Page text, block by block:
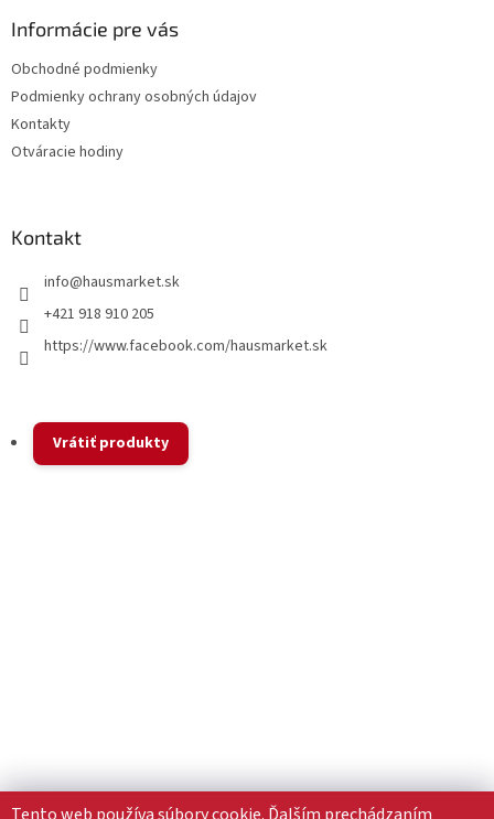
Informácie pre vás
Obchodné podmienky
Podmienky ochrany osobných údajov
Kontakty
Otváracie hodiny
Kontakt
info@hausmarket.sk
+421 918 910 205
https://www.facebook.com/hausmarket.sk
Vrátiť produkty